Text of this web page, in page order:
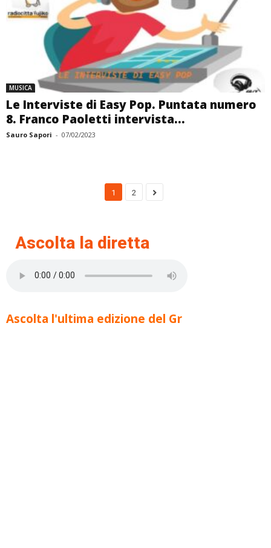
MUSICA
Le Interviste di Easy Pop. Puntata numero
8. Franco Paoletti intervista...
Sauro Sapori - 07/02/2023
1 2
Ascolta la diretta
Ascolta l'ultima edizione del Gr